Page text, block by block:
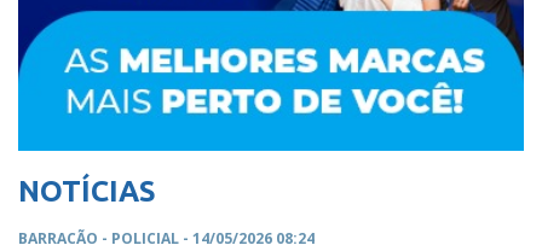
NOTÍCIAS
BARRACÃO - POLICIAL - 14/05/2026 08:24